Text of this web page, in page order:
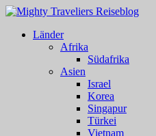
Länder
Afrika
Südafrika
Asien
Israel
Korea
Singapur
Türkei
Vietnam